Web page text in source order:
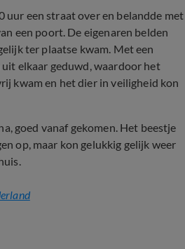
uur een straat over en belandde met
een poort. De eigenaren belden
ter plaatse kwam. Met een
elkaar geduwd, waardoor het
kwam en het dier in veiligheid kon
goed vanaf gekomen. Het beestje
op, maar kon gelukkig gelijk weer